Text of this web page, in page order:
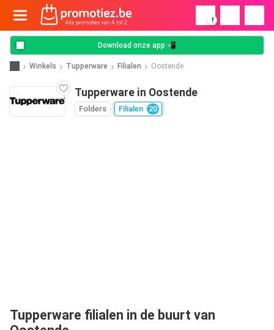
!
Download onze app 📲
Winkels Tupperware Filialen Oostende
Tupperware in Oostende
Folders Filialen 20
Tupperware filialen in de buurt van